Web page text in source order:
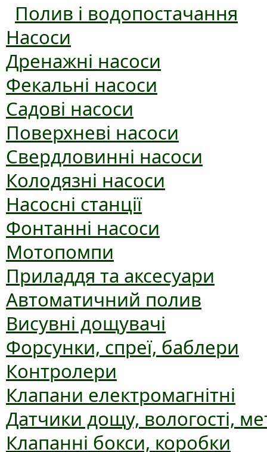
Полив і водопостачання
Насоси
Дренажні насоси
Фекальні насоси
Садові насоси
Поверхневі насоси
Свердловинні насоси
Колодязні насоси
Насосні станції
Фонтанні насоси
Мотопомпи
Приладдя та аксесуари
Автоматичний полив
Висувні дощувачі
Форсунки, спреї, баблери
Контролери
Клапани електромагнітні
Датчики дощу, вологості,
Клапанні бокси, коробки